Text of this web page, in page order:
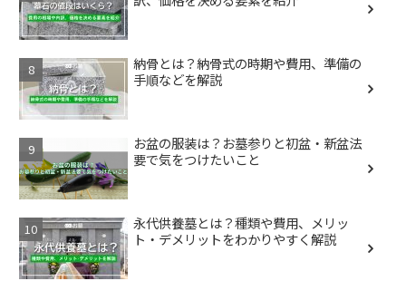
納骨とは？納骨式の時期や費用、準備の
手順などを解説
お盆の服装は？お墓参りと初盆・新盆法
要で気をつけたいこと
永代供養墓とは？種類や費用、メリッ
ト・デメリットをわかりやすく解説